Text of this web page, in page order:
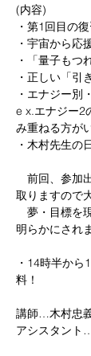
(内容)
・第1回目の
・宇宙から応
・「量子もつ
・正しい「引
・エナジー別
e x.エナジー2
み重ねる方が
・木村先生の
前回、参加
取りますので
夢・目標を
明らかにされ
・14時半か
料！
講師…木村忠
アシスタント